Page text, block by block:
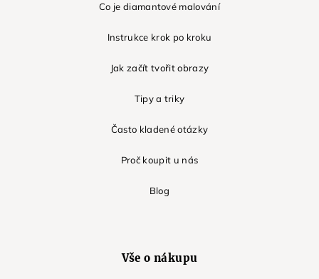
Co je diamantové malování
Instrukce krok po kroku
Jak začít tvořit obrazy
Tipy a triky
Často kladené otázky
Proč koupit u nás
Blog
Vše o nákupu